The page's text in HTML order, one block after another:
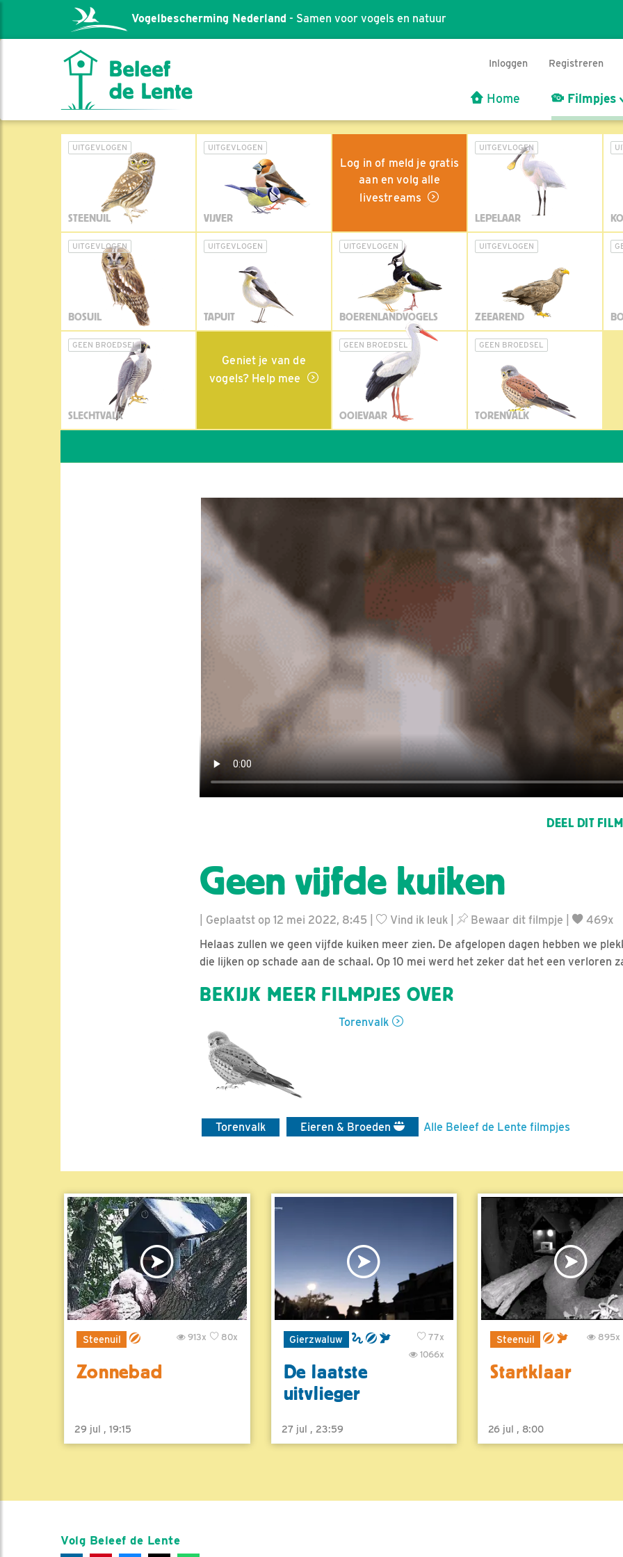
Vogelbescherming Nederland - Samen voor vogels en natuur
Inloggen Registreren
Home Filmpjes
UITGEVLOGEN
STEENUIL
UITGEVLOGEN
VIJVER
Log in of meld je gratis
aan en volg alle
livestreams
UITGEVLOGEN
LEPELAAR
UITGEVLOGEN
BOSUIL
UITGEVLOGEN
TAPUIT
UITGEVLOGEN
BOERENLANDVOGELS
UITGEVLOGEN
ZEEAREND
GEEN BROEDSEL
SLECHTVALK
Geniet je van de
vogels? Help mee
GEEN BROEDSEL
OOIEVAAR
GEEN BROEDSEL
TORENVALK
DEEL DIT
Geen vijfde kuiken
| Geplaatst op 12 mei 2022, 8:45 | Vind ik leuk Bewaar dit filmpje
469x
Helaas zullen we geen vijfde kuiken meer zien. De afgelopen dagen hebben we
die lijken op schade aan de schaal. Op 10 mei werd het zeker dat het een verloren
BEKIJK MEER FILMPJES OVER
Torenvalk
Torenvalk Eieren & Broeden Alle Beleef de Lente filmpjes
Steenuil 80x
913x
Zonnebad
29 jul , 19:15
Gierzwaluw
77x
1066x
De laatste
uitvlieger
27 jul , 23:59
Steenuil 895x
Startklaar
26 jul , 8:00
Volg Beleef de Lente